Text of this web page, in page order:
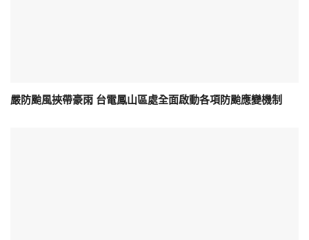
嚴防颱風挾帶豪雨 台電鳳山區處全面啟動各項防颱應變機制